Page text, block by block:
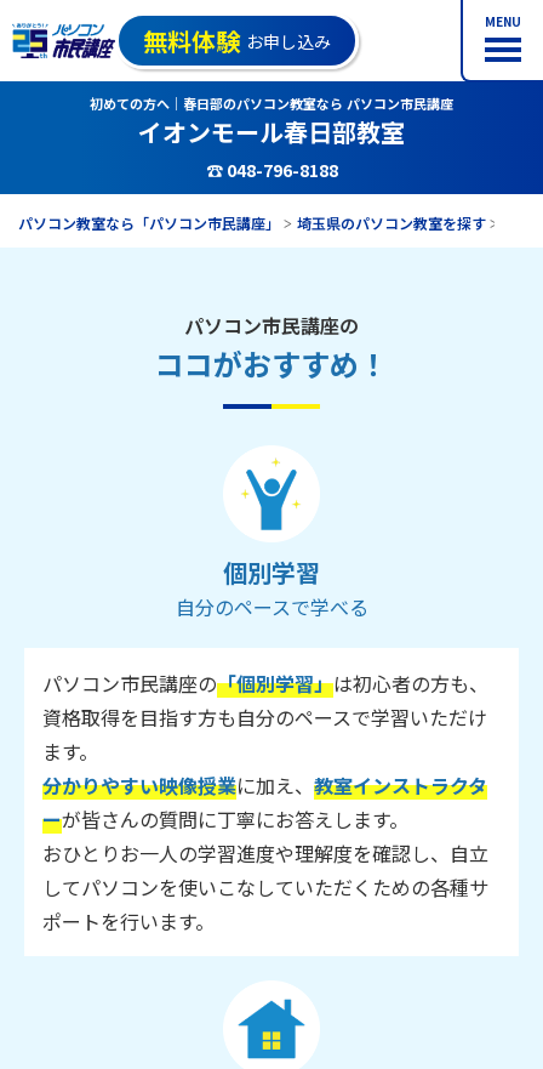
MENU
無料体験 お申し込み
初めての方へ｜春日部のパソコン教室なら パソコン市民講座
イオンモール春日部教室
☎ 048-796-8188
パソコン教室なら「パソコン市民講座」 埼玉県のパソコン教室を探す
ココがおすすめ！
パソコン市民講座の
個別学習
自分のペースで学べる
パソコン市民講座の「個別学習」は初心者の方も、
資格取得を目指す方も自分のペースで学習いただけ
ます。
分かりやすい映像授業に加え、 教室インストラクタ
ーが皆さんの質問に丁寧にお答えします。
おひとりお一人の学習進度や理解度を確認し、自立
してパソコンを使いこなしていただくための各種サ
ポートを行います。